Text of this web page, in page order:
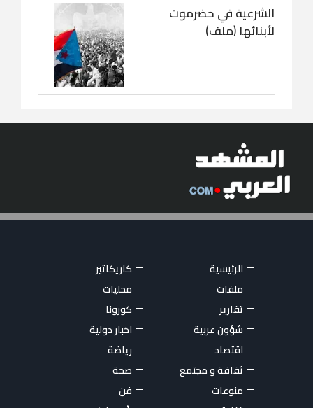
الشرعية في حضرموت
لأبنائها (ملف)
الرئيسية
كاريكاتير
ملفات
محليات
تقارير
كورونا
شؤون عربية
اخبار دولية
اقتصاد
رياضة
ثقافة و مجتمع
صحة
منوعات
فن